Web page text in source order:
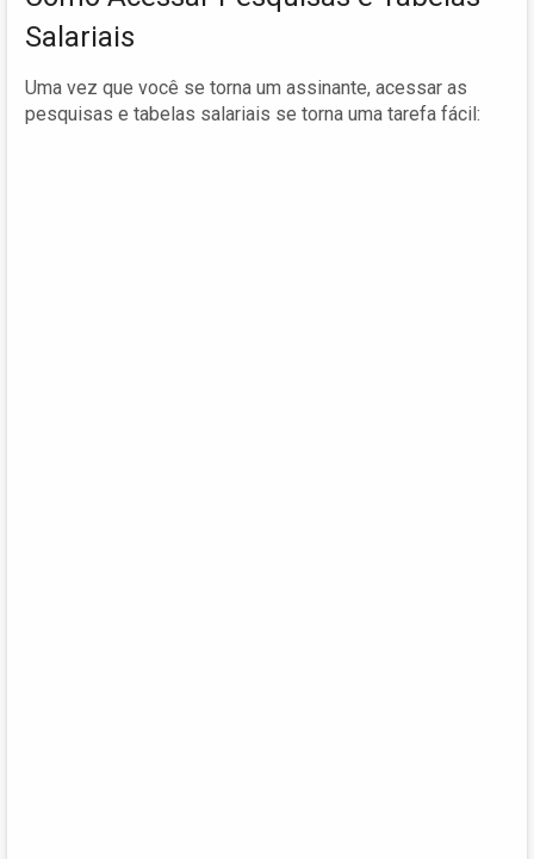
Salariais
Uma vez que você se torna um assinante, acessar as
pesquisas e tabelas salariais se torna uma tarefa fácil: